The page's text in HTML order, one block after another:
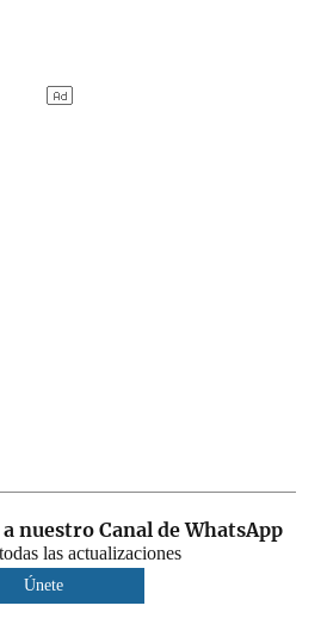
nuestro Canal de WhatsApp
las actualizaciones
Únete